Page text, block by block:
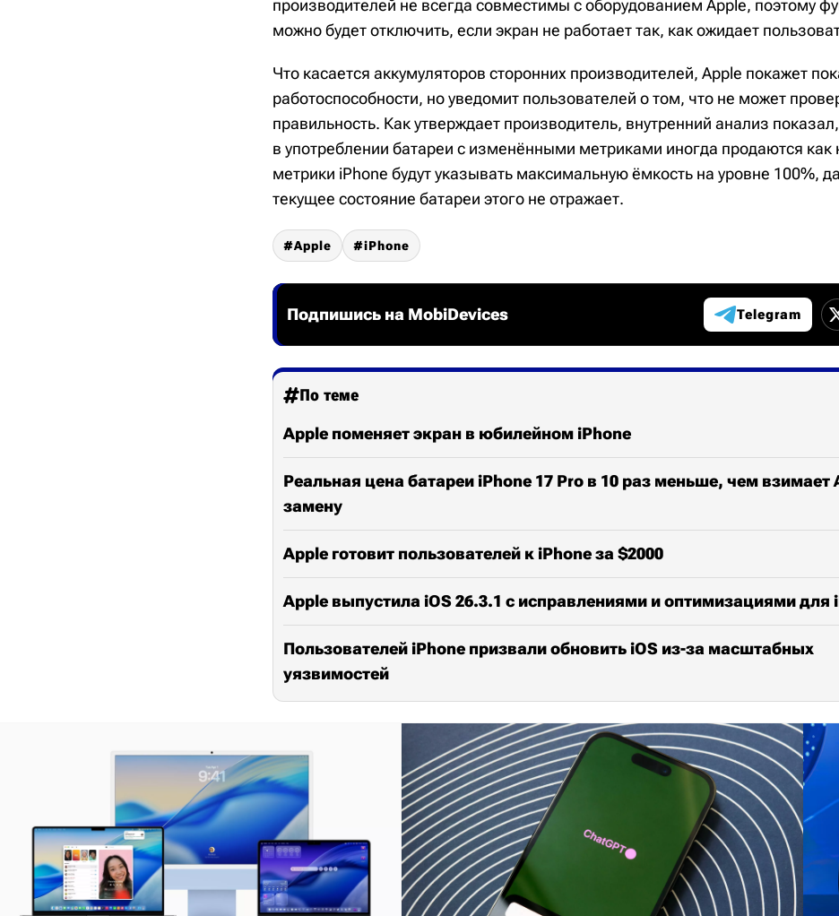
производителей не всегда совместимы с оборудованием Apple, поэтому
можно будет отключить, если экран не работает так, как ожидает
Что касается аккумуляторов сторонних производителей, Apple покажет
работоспособности, но уведомит пользователей о том, что не может
правильность. Как утверждает производитель, внутренний анализ
в употреблении батареи с изменёнными метриками иногда продаются как
метрики iPhone будут указывать максимальную ёмкость на уровне 100%,
текущее состояние батареи этого не отражает.
Apple iPhone
Подпишись на MobiDevices Telegram
По теме
Apple поменяет экран в юбилейном iPhone
Реальная цена батареи iPhone 17 Pro в 10 раз меньше, чем взимает
замену
Apple готовит пользователей к iPhone за $2000
Apple выпустила iOS 26.3.1 с исправлениями и оптимизациями для
Пользователей iPhone призвали обновить iOS из-за масштабных
уязвимостей